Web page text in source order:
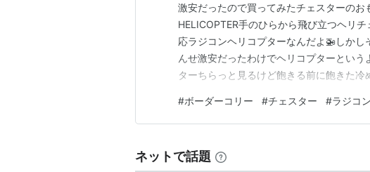
激安だったので買ってみたチェスターのお
HELICOPTER手のひらから飛び立つヘリ
応ラジコンヘリコプターなんだよ🚁しかし
んせ激安だったわけでヘリコプターとい
ターちらっと見るけど飽きる前に飽きた
Hishaくん＆Karatちゃんがこんにゃくパー
おいしくいただきました キラキ…
#ボーダーコリー #チェスター #ラジコ
ネットで話題